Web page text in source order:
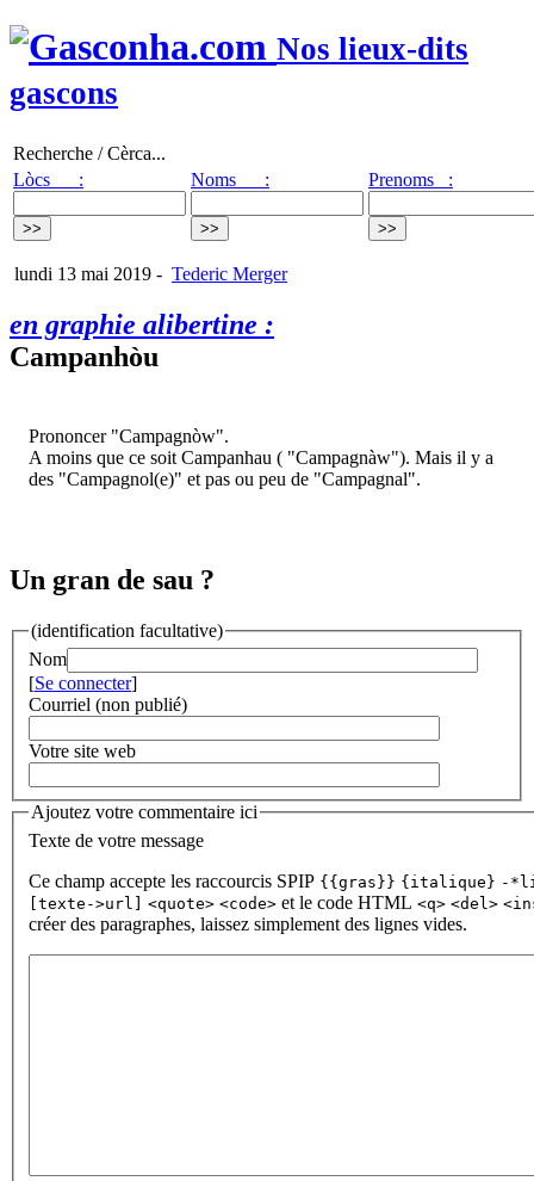
Nos lieux-dits
gascons
Recherche / Cèrca...
Lòcs :
Noms : Prenoms :
lundi 13 mai 2019 - Tederic Merger
en graphie alibertine :
Campanhòu
Prononcer "Campagnòw".
A moins que ce soit Campanhau ( "Campagnàw"). Mais il y a
des "Campagnol(e)" et pas ou peu de "Campagnal".
Un gran de sau ?
(identification facultative)
Nom
[Se connecter]
Courriel (non publié)
Votre site web
Ajoutez votre commentaire ici
Texte de votre message
Ce champ accepte les raccourcis SPIP {{gras}} {italique} -
[texte->url] <quote> <code> et le code HTML <q> <del>
créer des paragraphes, laissez simplement des lignes vides.